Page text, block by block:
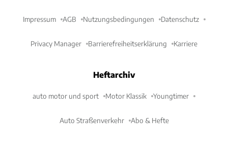
Impressum AGB Nutzungsbedingungen Datenschutz
Privacy Manager Barrierefreiheitserklärung Karriere
Heftarchiv
auto motor und sport Motor Klassik Youngtimer
Auto Straßenverkehr Abo & Hefte